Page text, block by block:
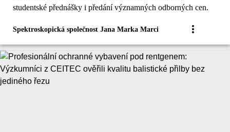
studentské přednášky i předání významných odborných cen.
Spektroskopická společnost Jana Marka Marci